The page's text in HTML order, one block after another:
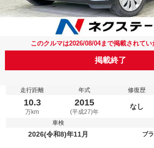
このクルマは2026/08/04まで掲載されてい
掲載終了
走行距離
10.3
万km
年式
2015
(平成27)年
修復歴
なし
車検
2026(令和8)年11月
ブ